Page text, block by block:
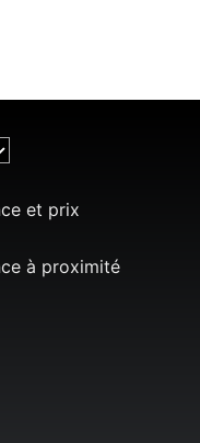
et prix
à proximité